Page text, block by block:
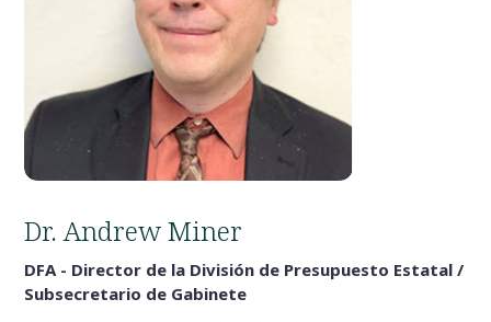
Dr. Andrew Miner
DFA - Director de la División de Presupuesto Estatal /
Subsecretario de Gabinete